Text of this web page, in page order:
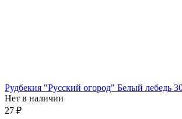
Рудбекия "Русский огород" Белый лебедь
Нет в наличии
27 ₽